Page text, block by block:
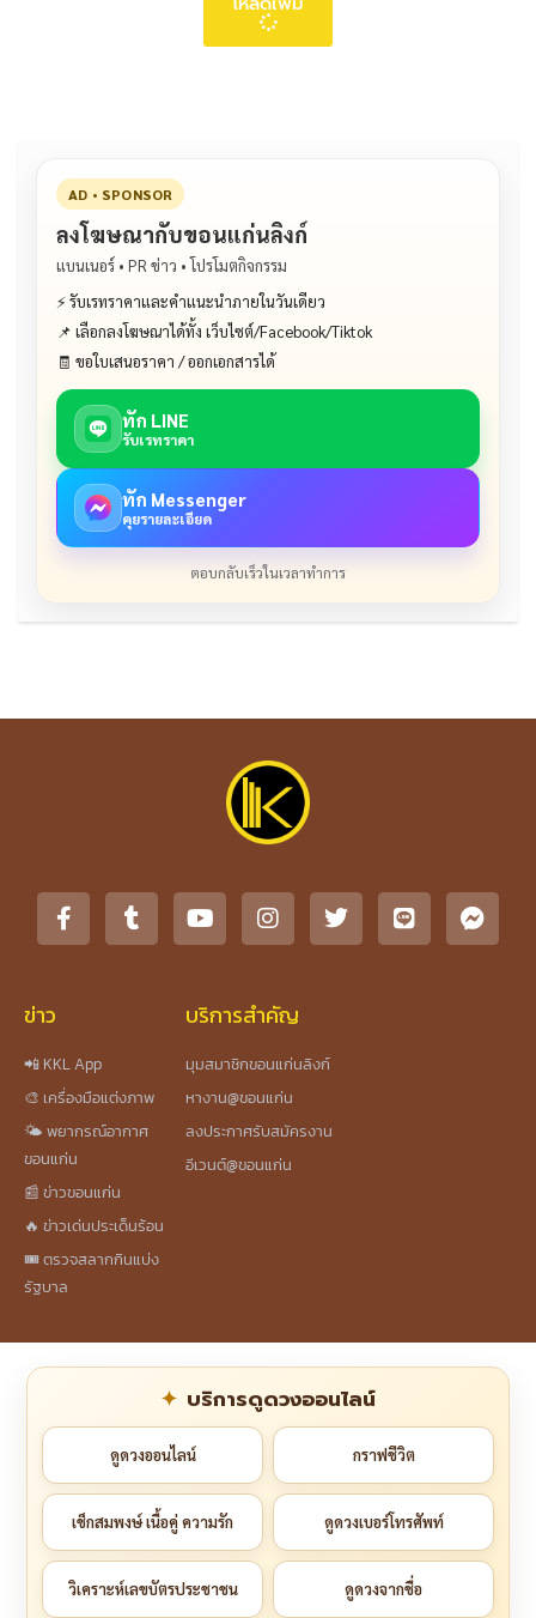
AD • SPONSOR
ลงโฆษณากับขอนแก่นลิงก์
แบนเนอร์ • PR ข่าว • โปรโมตกิจกรรม
⚡ รับเรทราคาและคำแนะนำภายในวันเดียว
📌 เลือกลงโฆษณาได้ทั้ง เว็บไซต์/Facebook/Tiktok
🧾 ขอใบเสนอราคา / ออกเอกสารได้
ทัก LINE
รับเรทราคา
ทัก Messenger
คุยรายละเอียด
ตอบกลับเร็วในเวลาทำการ
ข่าว
📲 KKL App
🎨 เครื่องมือแต่งภาพ
🌤️ พยากรณ์อากาศ
ขอนแก่น
📰 ข่าวขอนแก่น
🔥 ข่าวเด่นประเด็นร้อน
🎟️ ตรวจสลากกินแบ่ง
รัฐบาล
บริการสำคัญ
มุมสมาชิกขอนแก่นลิงก์
หางาน@ขอนแก่น
ลงประกาศรับสมัครงาน
อีเวนต์@ขอนแก่น
บริการดูดวงออนไลน์
ดูดวงออนไลน์ กราฟชีวิต
เช็กสมพงษ์ เนื้อคู่ ความรัก ดูดวงเบอร์โทรศัพท์
วิเคราะห์เลขบัตรประชาชน ดูดวงจากชื่อ